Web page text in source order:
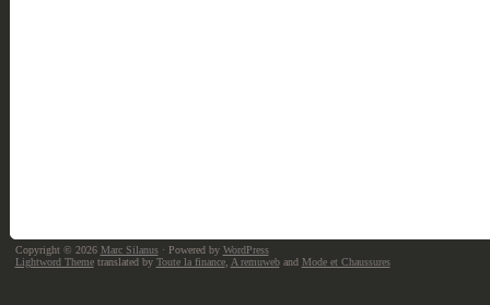
Copyright © 2026 Marc Silanus· Powered by WordPress
Lightword Themetranslated by Toute la finance, A remuweband Mode et Chaussures